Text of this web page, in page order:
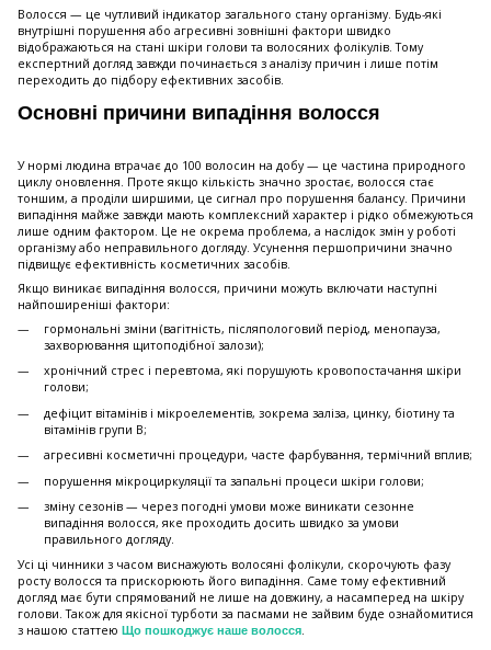
Волосся — це чутливий індикатор загального стану організму. Будь-які
внутрішні порушення або агресивні зовнішні фактори швидко
відображаються на стані шкіри голови та волосяних фолікулів. Тому
експертний догляд завжди починається з аналізу причин і лише потім
переходить до підбору ефективних засобів.
Основні причини випадіння волосся
У нормі людина втрачає до 100 волосин на добу — це частина природного
циклу оновлення. Проте якщо кількість значно зростає, волосся стає
тоншим, а проділи ширшими, це сигнал про порушення балансу. Причини
випадіння майже завжди мають комплексний характер і рідко обмежуються
лише одним фактором. Це не окрема проблема, а наслідок змін у роботі
організму або неправильного догляду. Усунення першопричини значно
підвищує ефективність косметичних засобів.
Якщо виникає випадіння волосся, причини можуть включати наступні
найпоширеніші фактори:
гормональні зміни (вагітність, післяпологовий період, менопауза,
захворювання щитоподібної залози);
хронічний стрес і перевтома, які порушують кровопостачання шкіри
голови;
дефіцит вітамінів і мікроелементів, зокрема заліза, цинку, біотину та
вітамінів групи B;
агресивні косметичні процедури, часте фарбування, термічний вплив;
порушення мікроциркуляції та запальні процеси шкіри голови;
зміну сезонів — через погодні умови може виникати сезонне
випадіння волосся, яке проходить досить швидко за умови
правильного догляду.
Усі ці чинники з часом виснажують волосяні фолікули, скорочують фазу
росту волосся та прискорюють його випадіння. Саме тому ефективний
догляд має бути спрямований не лише на довжину, а насамперед на шкіру
голови. Також для якісної турботи за пасмами не зайвим буде ознайомитися
з нашою статтею Що пошкоджує наше волосся.